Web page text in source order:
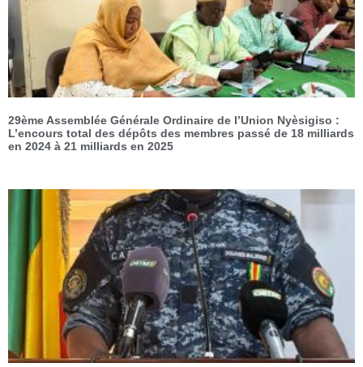
29ème Assemblée Générale Ordinaire de l’Union Nyèsigiso :
L’encours total des dépôts des membres passé de 18 milliards
en 2024 à 21 milliards en 2025